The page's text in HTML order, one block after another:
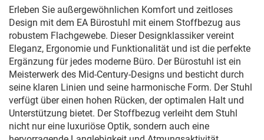
Erleben Sie außergewöhnlichen Komfort und zeitloses
Design mit dem EA Bürostuhl mit einem Stoffbezug aus
robustem Flachgewebe. Dieser Designklassiker vereint
Eleganz, Ergonomie und Funktionalität und ist die perfekte
Ergänzung für jedes moderne Büro. Der Bürostuhl ist ein
Meisterwerk des Mid-Century-Designs und besticht durch
seine klaren Linien und seine harmonische Form. Der Stuhl
verfügt über einen hohen Rücken, der optimalen Halt und
Unterstützung bietet. Der Stoffbezug verleiht dem Stuhl
nicht nur eine luxuriöse Optik, sondern auch eine